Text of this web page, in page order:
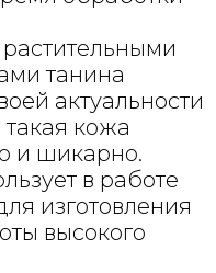
танина
актуальности
кожа
и шикарно.
в работе
изготовления
высокого